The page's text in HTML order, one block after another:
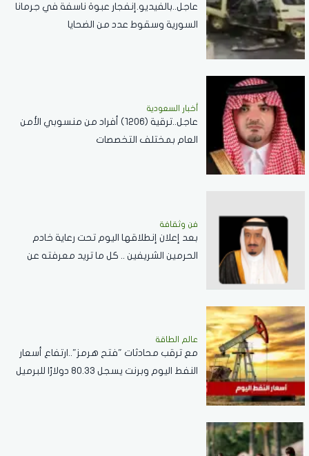
عاجل..بالفيديو.إنفجار عبوة ناسفة في جرمانا
السورية وسقوط عدد من الضحايا
أخبار السعودية
عاجل..ترقية (1206) أفراد من منسوبي الأمن
العام بمختلف التخصصات
فن وثقافة
بعد إعلان إنطلاقها اليوم تحت رعاية خادم
الحرمين الشريفين .. كل ما تريد معرفته عن
عالم الطاقة
مع ترقب محادثات "فتح هرمز"..ارتفاع أسعار
النفط اليوم وبرنت يسجل 80.33 دولارًا للبرميل